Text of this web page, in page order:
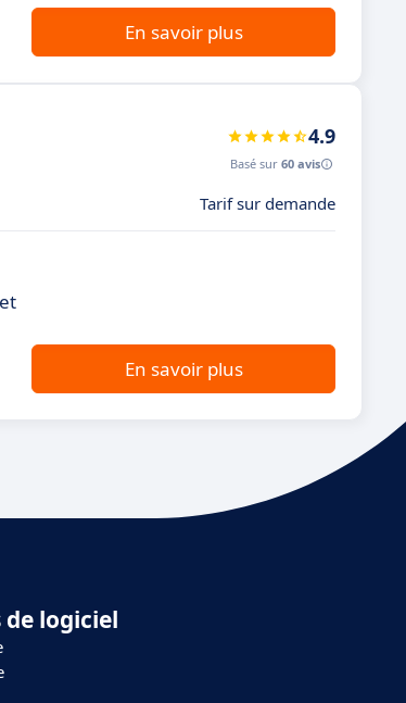
En savoir plus
4.9
Basé sur 60 avis
Tarif sur demande
En savoir plus
logiciel